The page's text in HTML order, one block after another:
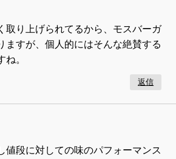
取り上げられてるから、モスバーガ
ますが、個人的にはそんな絶賛する
ね。
返信
値段に対しての味のパフォーマンス